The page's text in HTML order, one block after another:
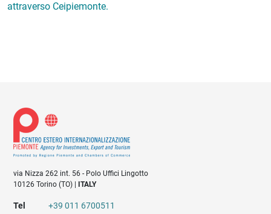
attraverso Ceipiemonte.
via Nizza 262 int. 56 - Polo Uffici Lingotto
10126 Torino (TO) |
ITALY
Tel
+39 011 6700511